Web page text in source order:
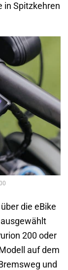
in Spitzkehren
die eBike
ausgewählt
200 oder
auf dem
und